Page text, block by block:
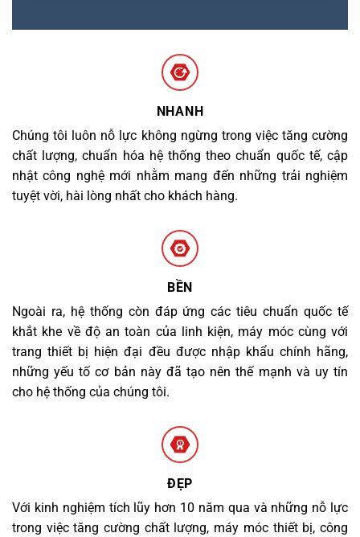
NHANH
Chúng tôi luôn nỗ lực không ngừng trong việc tăng cường
chất lượng, chuẩn hóa hệ thống theo chuẩn quốc tế, cập
nhật công nghệ mới nhằm mang đến những trải nghiệm
tuyệt vời, hài lòng nhất cho khách hàng.
BỀN
Ngoài ra, hệ thống còn đáp ứng các tiêu chuẩn quốc tế
khắt khe về độ an toàn của linh kiện, máy móc cùng với
trang thiết bị hiện đại đều được nhập khẩu chính hãng,
những yếu tố cơ bản này đã tạo nên thế mạnh và uy tín
cho hệ thống của chúng tôi.
ĐẸP
Với kinh nghiệm tích lũy hơn 10 năm qua và những nỗ lực
trong việc tăng cường chất lượng, máy móc thiết bị, công